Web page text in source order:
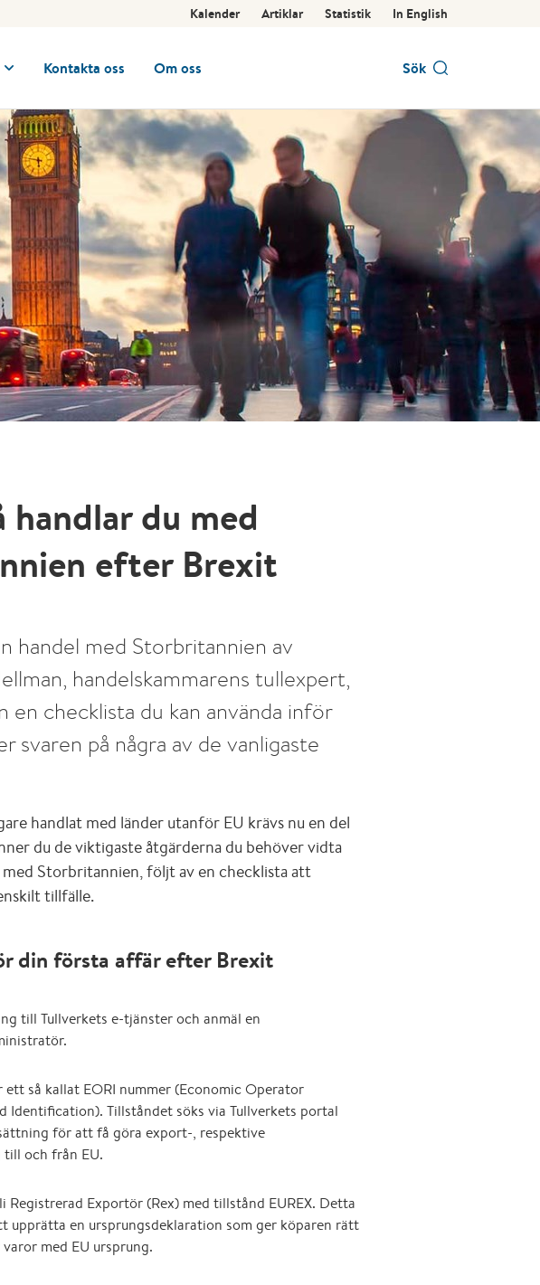
Kalender Artiklar Statistik In English
Kontakta oss Om oss Sök
handlar du med
efter Brexit
handel med Storbritannien av
handelskammarens tullexpert,
en checklista du kan använda inför
svaren på några av de vanligaste
handlat med länder utanför EU krävs nu en del
du de viktigaste åtgärderna du behöver vidta
Storbritannien, följt av en checklista att
tillfälle.
din första affär efter Brexit
till Tullverkets e-tjänster och anmäl en
ett så kallat EORI nummer (Economic Operator
Identification). Tillståndet söks via Tullverkets portal
för att få göra export-, respektive
och från EU.
Registrerad Exportör (Rex) med tillstånd EUREX. Detta
upprätta en ursprungsdeklaration som ger köparen rätt
med EU ursprung.